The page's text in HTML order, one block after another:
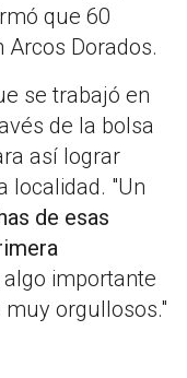
que 60
Dorados.
se trabajó en
de la bolsa
así lograr
localidad. "Un
de esas
algo importante
orgullosos."